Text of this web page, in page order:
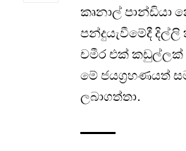
කෘනාල් පාන්ඩියා
පන්දුයැවීමේදී
චමීර එක් කඩුල්ලක්
මේ ජයග්‍රහණයත්
ලබාගත්තා.